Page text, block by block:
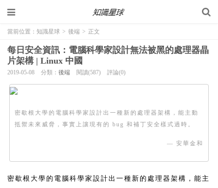
當前位置： 知識星球 > 後端 > 正文
每日安全資訊：電腦科學家設計無法被黑的處理器晶
片架構 | Linux 中國
2019-05-08 分類： 後端 閱讀(587) 評論(0)
密歇根大學的電腦科學家設計出一種新的處理器架構，能主動
抵禦未來威脅，事實上讓現有的 bug 和補丁安全樣式過時。
— 安華金和
密歇根大學的電腦科學家設計出一種新的處理器架構，能主